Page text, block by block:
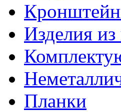
Изделия из
Планки